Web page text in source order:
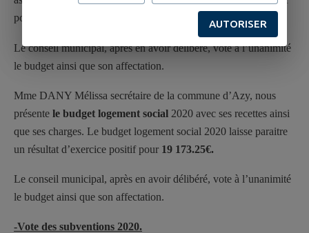
pour
Le conseil municipal, après en avoir délibéré, vote à l’unanimité
le budget ainsi que son affectation.
Mme DANY Mélissa secrétaire de la commune d’Azy, nous
présente le budget logement social 2020 avec ses recettes ainsi
que ses charges. Le budget logement social 2020 laisse paraitre
un résultat d’exercice positif pour 19 173.25€.
Le conseil municipal, après en avoir délibéré, vote à l’unanimité
le budget ainsi que son affectation.
-Vote des subventions 2020.
AUTORISER